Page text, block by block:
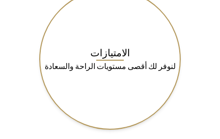
الامتيازات
لنوفر لك أقصى مستويات الراحة والسعادة